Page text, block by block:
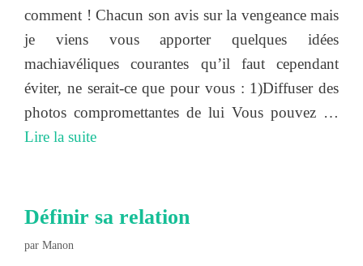
comment ! Chacun son avis sur la vengeance mais
je viens vous apporter quelques idées
machiavéliques courantes qu’il faut cependant
éviter, ne serait-ce que pour vous : 1)Diffuser des
photos compromettantes de lui Vous pouvez …
Lire la suite
Définir sa relation
par Manon